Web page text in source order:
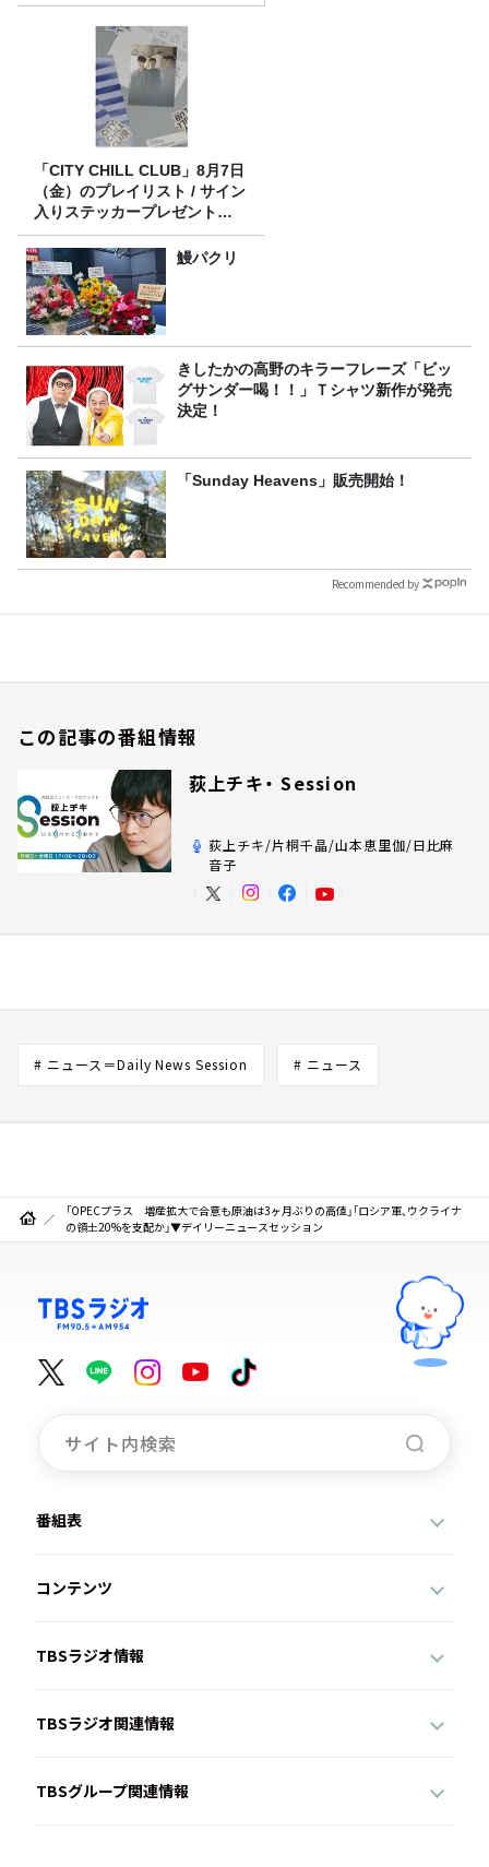
「CITY CHILL CLUB」8月7日
（金）のプレイリスト / サイン
入りステッカープレゼント有
り
鰻パクリ
きしたかの高野のキラーフレーズ「ビッ
グサンダー喝！！」Ｔシャツ新作が発売
決定！
「Sunday Heavens」販売開始！
Recommended by
この記事の番組情報
荻上チキ・ Session
荻上チキ/片桐千晶/山本恵里伽/日比麻
音子
# ニュース＝Daily News Session # ニュース
「OPECプラス 増産拡大で合意も原油は3ヶ月ぶりの高値」「ロシア軍、ウクライナ
の領土20%を支配か」▼デイリーニュースセッション
番組表
コンテンツ
TBSラジオ情報
TBSラジオ関連情報
TBSグループ関連情報